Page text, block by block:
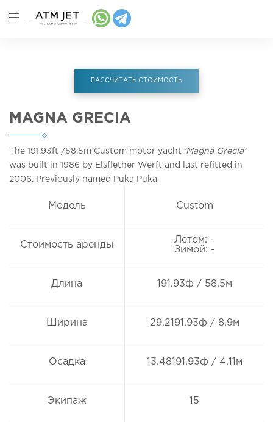
РАССЧИТАТЬ СТОИМОСТЬ
MAGNA GRECIA
The 191.93ft /58.5m Custom motor yacht 'Magna Grecia'
was built in 1986 by Elsflether Werft and last refitted in
2006. Previously named Puka Puka
Модель Custom
Стоимость аренды
Летом: -
Зимой: -
Длина 191.93ф / 58.5м
Ширина 29.2191.93ф / 8.9м
Осадка 13.48191.93ф / 4.11м
Экипаж 15